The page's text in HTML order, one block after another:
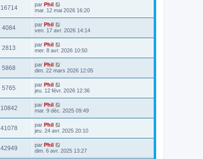
16714 par Phil
mar. 12 mai 2026 16:20
4084 par Phil
ven. 17 avr. 2026 14:14
2813 par Phil
mer. 8 avr. 2026 10:50
5868 par Phil
dim. 22 mars 2026 12:05
5765 par Phil
jeu. 12 févr. 2026 12:36
10842 par Phil
mar. 9 déc. 2025 09:49
41078 par Phil
jeu. 24 avr. 2025 20:10
42949 par Phil
dim. 6 avr. 2025 13:27